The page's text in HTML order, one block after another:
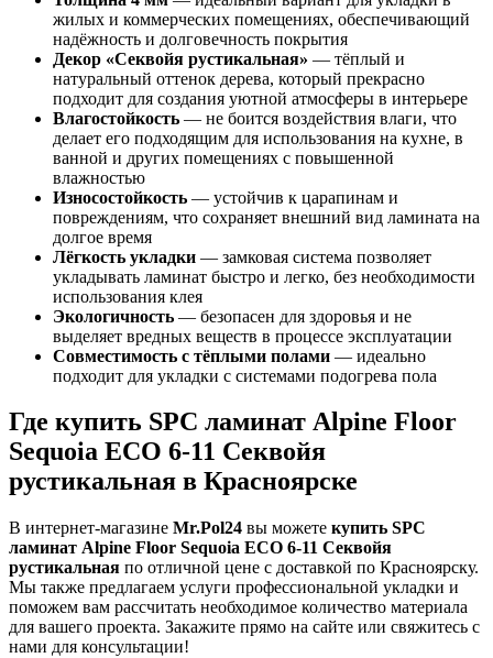
жилых и коммерческих помещениях, обеспечивающий
надёжность и долговечность покрытия
Декор «Секвойя рустикальная» — тёплый и
натуральный оттенок дерева, который прекрасно
подходит для создания уютной атмосферы в интерьере
Влагостойкость — не боится воздействия влаги, что
делает его подходящим для использования на кухне, в
ванной и других помещениях с повышенной
влажностью
Износостойкость — устойчив к царапинам и
повреждениям, что сохраняет внешний вид ламината на
долгое время
Лёгкость укладки — замковая система позволяет
укладывать ламинат быстро и легко, без необходимости
использования клея
Экологичность — безопасен для здоровья и не
выделяет вредных веществ в процессе эксплуатации
Совместимость с тёплыми полами — идеально
подходит для укладки с системами подогрева пола
Где купить SPC ламинат Alpine Floor
Sequoia ECO 6-11 Секвойя
рустикальная в Красноярске
В интернет-магазине Mr.Pol24 вы можете купить SPC
ламинат Alpine Floor Sequoia ECO 6-11 Секвойя
рустикальная по отличной цене с доставкой по Красноярску.
Мы также предлагаем услуги профессиональной укладки и
поможем вам рассчитать необходимое количество материала
для вашего проекта. Закажите прямо на сайте или свяжитесь с
нами для консультации!